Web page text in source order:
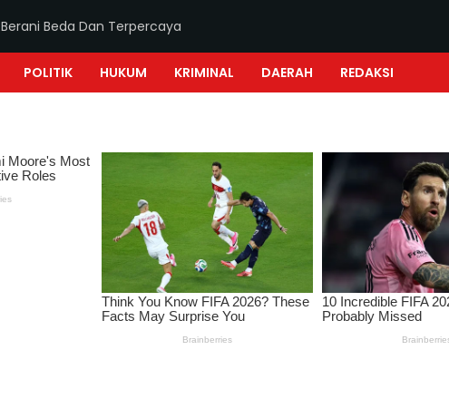
Berani Beda Dan Terpercaya
POLITIK HUKUM KRIMINAL DAERAH REDAKSI